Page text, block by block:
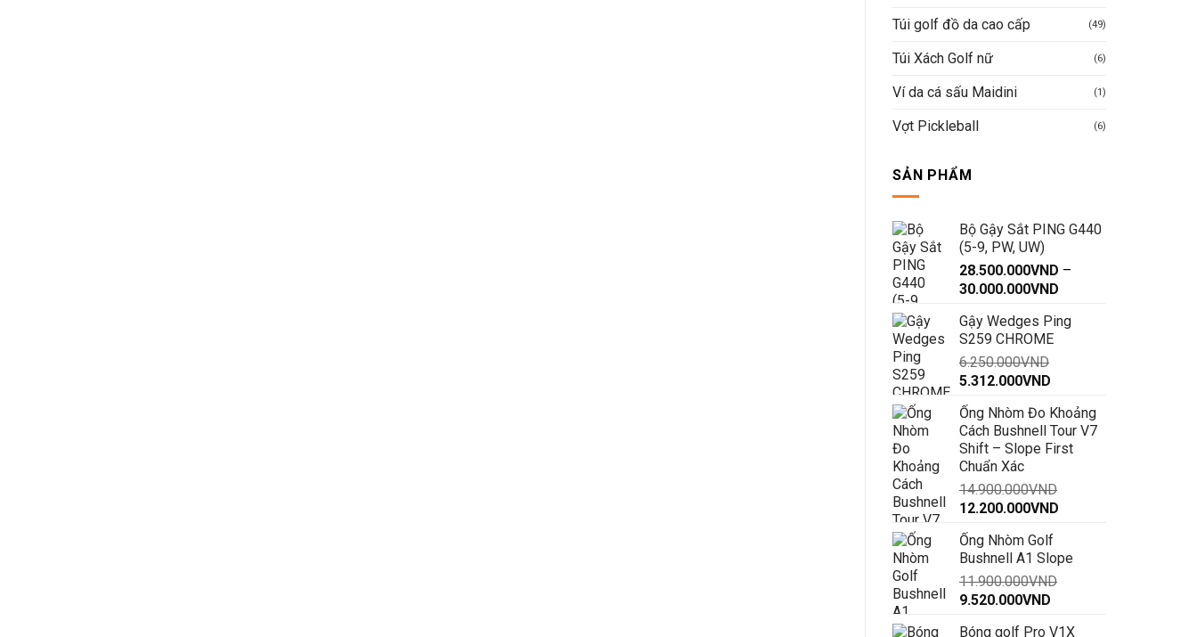
Túi golf đồ da cao cấp (49)
Túi Xách Golf nữ (6)
Ví da cá sấu Maidini (1)
Vợt Pickleball (6)
SẢN PHẨM
Bộ Gậy Sắt PING G440
(5-9, PW, UW)
28.500.000VND –
30.000.000VND
từ
Gậy Wedges Ping
S259 CHROME
6.250.000VND
Giá
là:
6.250.000VND.
5.312.000VND
tại
là:
5.312.000VND.
Ống Nhòm Đo Khoảng
Cách Bushnell Tour V7
Shift – Slope First
Chuẩn Xác
14.900.000VND
Giá
là:
14.900.000VND.
12.200.000VND
là:
Ống Nhòm Golf
Bushnell A1 Slope
11.900.000VND
Giá
9.520.000VND
Bóng golf Pro V1X